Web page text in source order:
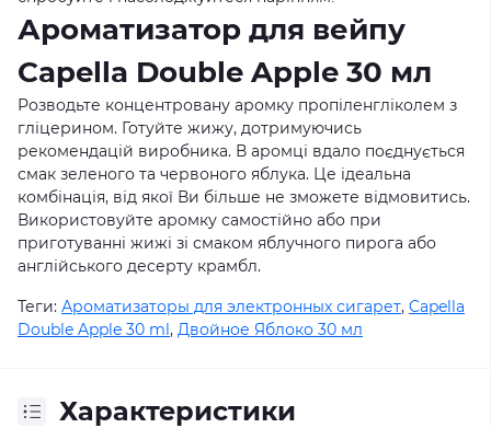
Ароматизатор для вейпу
Capella Double Apple 30 мл
Розводьте концентровану аромку пропіленгліколем з
гліцерином. Готуйте жижу, дотримуючись
рекомендацій виробника. В аромці вдало поєднується
смак зеленого та червоного яблука. Це ідеальна
комбінація, від якої Ви більше не зможете відмовитись.
Використовуйте аромку самостійно або при
приготуванні жижі зі смаком яблучного пирога або
англійського десерту крамбл.
Теги: Ароматизаторы для электронных сигарет, Capella
Double Apple 30 ml, Двойное Яблоко 30 мл
Характеристики